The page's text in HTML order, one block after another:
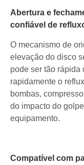
Abertura e
confiável de
O mecanismo de
elevação do disco
pode ser tão rápida
rapidamente o
bombas,
do impacto do
equipamento.
Compatível com